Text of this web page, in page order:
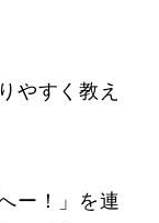
やすく教え
ー！」を連